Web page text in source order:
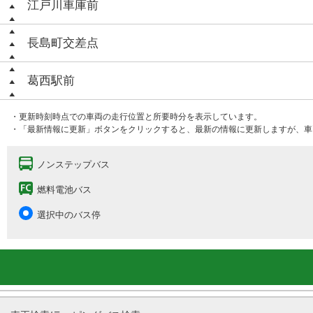
江戸川車庫前
長島町交差点
葛西駅前
・更新時刻時点での車両の走行位置と所要時分を表示しています。
・「最新情報に更新」ボタンをクリックすると、最新の情報に更新しますが
ノンステップバス
燃料電池バス
選択中のバス停